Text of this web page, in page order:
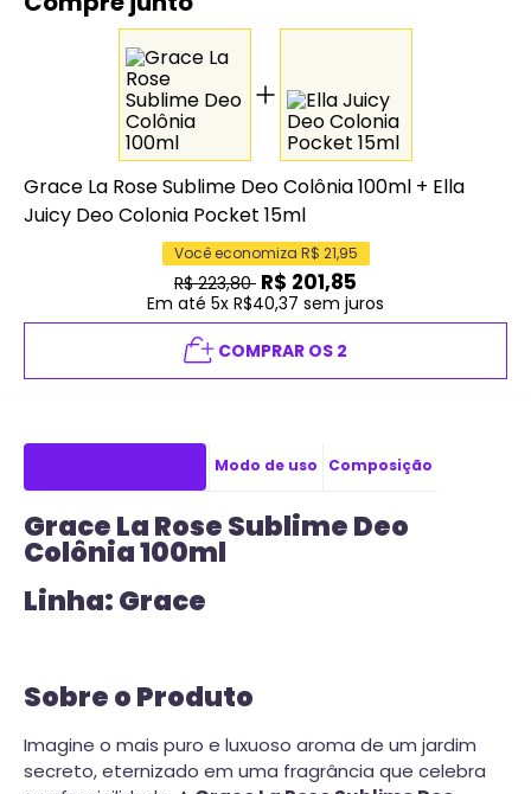
Grace La Rose Sublime Deo Colônia 100ml + Ella
Juicy Deo Colonia Pocket 15ml
Você economiza R$ 21,95
R$223,80 R$ 201,85
Em até 5x R$40,37 sem juros
COMPRAR OS 2
Modo de uso Composição
Grace La Rose Sublime Deo
Colônia 100ml
Linha: Grace
Sobre o Produto
Imagine o mais puro e luxuoso aroma de um jardim
secreto, eternizado em uma fragrância que celebra